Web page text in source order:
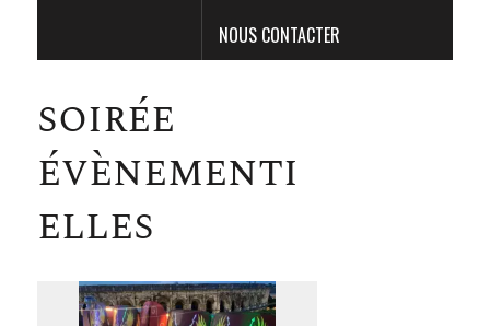
NOUS CONTACTER
soirée
évènementi
elles